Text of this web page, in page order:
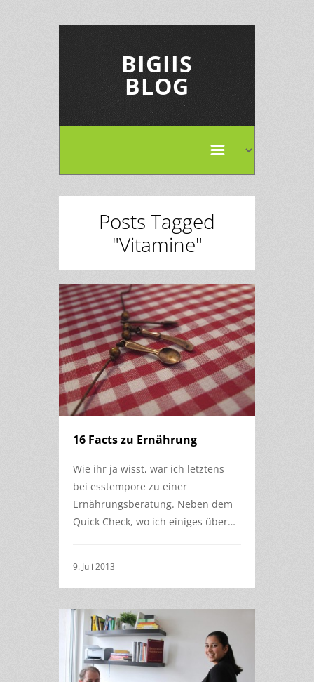
BIGIIS
BLOG
Posts Tagged
"Vitamine"
16 Facts zu Ernährung
Wie ihr ja wisst, war ich letztens
bei esstempore zu einer
Ernährungsberatung. Neben dem
Quick Check, wo ich einiges über…
9. Juli 2013